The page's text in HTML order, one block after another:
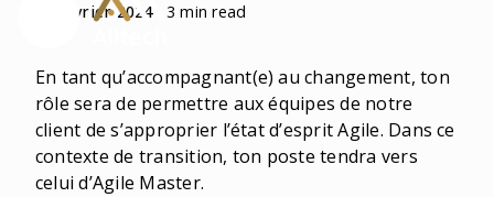
23 février 2024 3 min read
En tant qu’accompagnant(e) au changement, ton
rôle sera de permettre aux équipes de notre
client de s’approprier l’état d’esprit Agile. Dans ce
contexte de transition, ton poste tendra vers
celui d’Agile Master.